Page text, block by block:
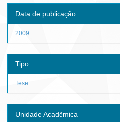
Data de publicação
2009
Tipo
Tese
Unidade Acadêmica